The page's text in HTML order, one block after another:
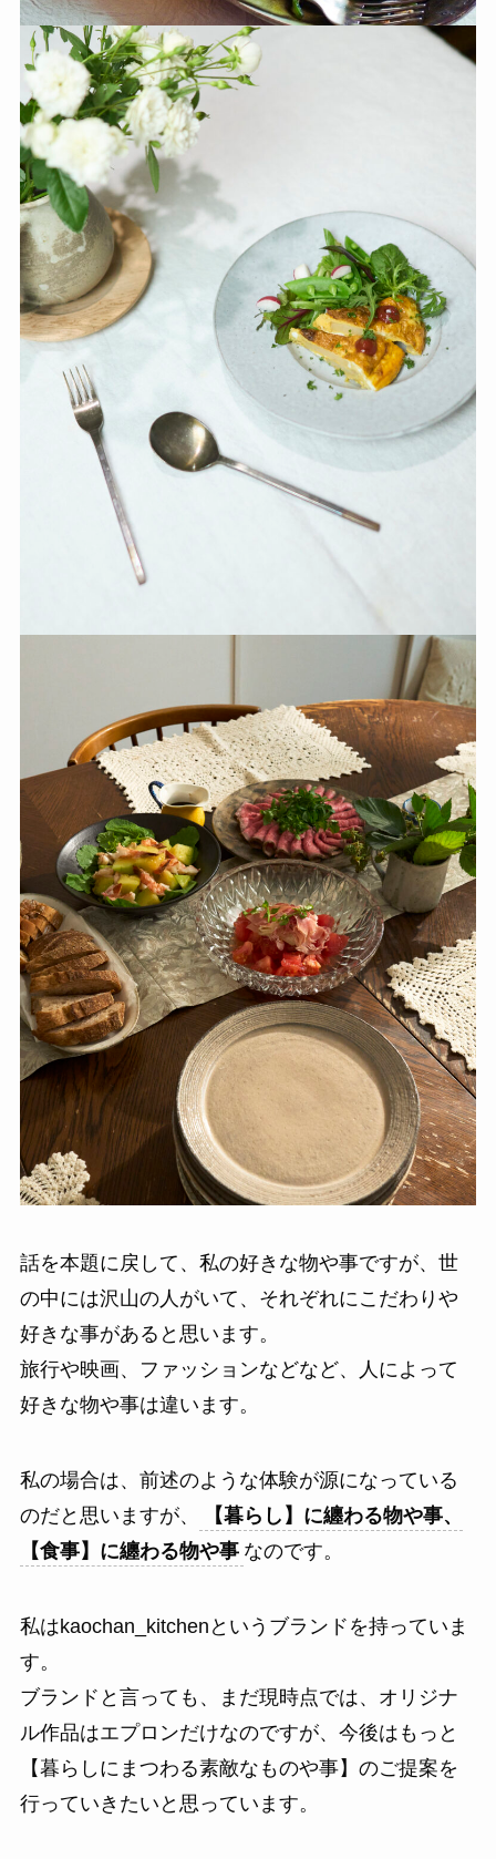
話を本題に戻して、私の好きな物や事ですが、世
の中には沢山の人がいて、それぞれにこだわりや
好きな事があると思います。
旅行や映画、ファッションなどなど、人によって
好きな物や事は違います。
私の場合は、前述のような体験が源になっている
のだと思いますが、
【暮らし】に纏わる物や事、
【食事】に纏わる物や事 なのです。
私はkaochan_kitchenというブランドを持っていま
す。
ブランドと言っても、まだ現時点では、オリジナ
ル作品はエプロンだけなのですが、今後はもっと
【暮らしにまつわる素敵なものや事】のご提案を
行っていきたいと思っています。